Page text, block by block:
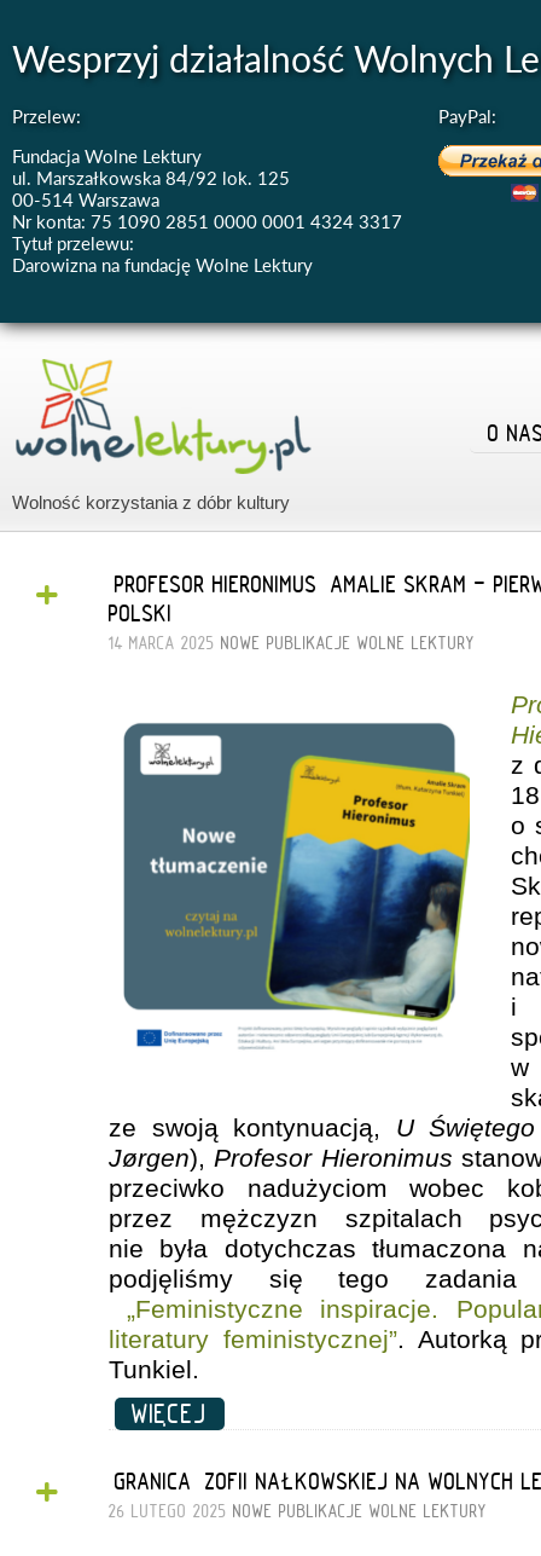
Wesprzyj działalność Wolnych
Przelew:
Fundacja Wolne Lektury
ul. Marszałkowska 84/92 lok. 125
00-514 Warszawa
Nr konta: 75 1090 2851 0000 0001 4324 3317
Tytuł przelewu:
Darowizna na fundację Wolne Lektury
PayPal:
Wolność korzystania z dóbr kultury
O
+
„PROFESOR HIERONIMUS” AMALIE SKRAM -
POLSKI
14 MARCA 2025 NOWE PUBLIKACJE WOLNE LEKTURY
z
o
i
w
ze swoją kontynuacją, U
Jørgen), Profesor Hieronimus
przeciwko nadużyciom wobec
przez mężczyzn szpitalach
nie była dotychczas tłumaczona
podjęliśmy się tego
„Feministyczne inspiracje.
literatury feministycznej”. Autorką
Tunkiel.
WIĘCEJ
+ „GRANICA” ZOFII NAŁKOWSKIEJ NA WOLNYCH
26 LUTEGO 2025 NOWE PUBLIKACJE WOLNE LEKTURY